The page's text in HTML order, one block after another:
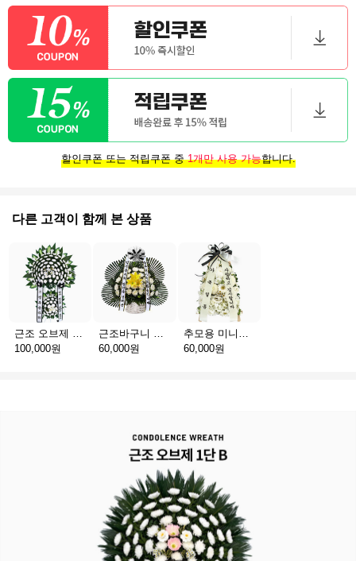
할인쿠폰 또는 적립쿠폰 중1개만 사용 가능합니다.
다른 고객이 함께 본 상품
100,000원
60,000원
60,000원